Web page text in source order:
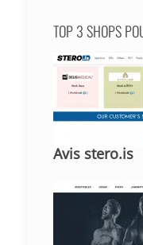
TOP 3 SHOPS
Avis stero.is